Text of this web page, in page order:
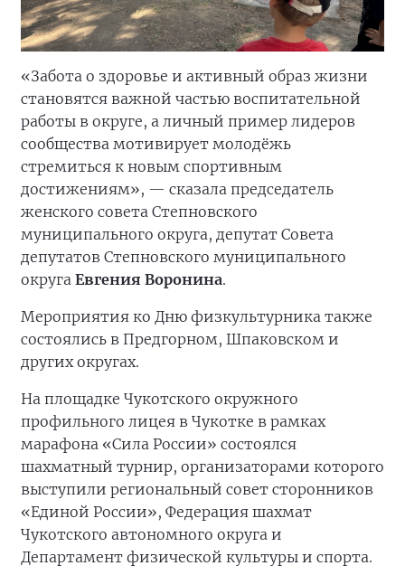
«Забота о здоровье и активный образ жизни
становятся важной частью воспитательной
работы в округе, а личный пример лидеров
сообщества мотивирует молодёжь
стремиться к новым спортивным
достижениям», — сказала председатель
женского совета Степновского
муниципального округа, депутат Совета
депутатов Степновского муниципального
округа Евгения Воронина.
Мероприятия ко Дню физкультурника также
состоялись в Предгорном, Шпаковском и
других округах.
На площадке Чукотского окружного
профильного лицея в Чукотке в рамках
марафона «Сила России» состоялся
шахматный турнир, организаторами которого
выступили региональный совет сторонников
«Единой России», Федерация шахмат
Чукотского автономного округа и
Департамент физической культуры и спорта.